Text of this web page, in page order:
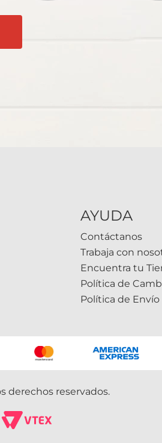
AYUDA
Contáctanos
Trabaja con
Encuentra tu
Política de
Política de Envío
derechos reservados.